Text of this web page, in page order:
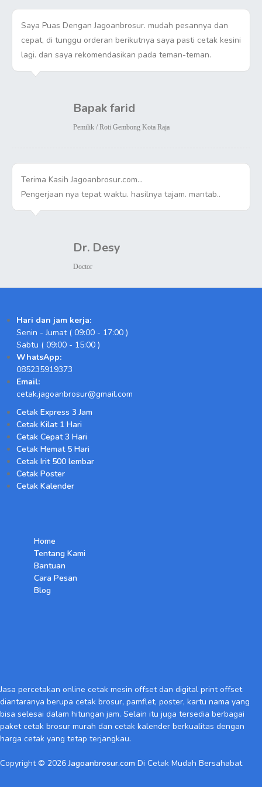
Saya Puas Dengan Jagoanbrosur. mudah pesannya dan
cepat, di tunggu orderan berikutnya saya pasti cetak kesini
lagi. dan saya rekomendasikan pada teman-teman.
Bapak farid
Pemilik / Roti Gembong Kota Raja
Terima Kasih Jagoanbrosur.com…
Pengerjaan nya tepat waktu. hasilnya tajam. mantab..
Dr. Desy
Doctor
Hari dan jam kerja:
Senin - Jumat ( 09:00 - 17:00 )
Sabtu ( 09:00 - 15:00 )
WhatsApp:
085235919373
Email:
cetak.jagoanbrosur@gmail.com
Cetak Express 3 Jam
Cetak Kilat 1 Hari
Cetak Cepat 3 Hari
Cetak Hemat 5 Hari
Cetak Irit 500 lembar
Cetak Poster
Cetak Kalender
Home
Tentang Kami
Bantuan
Cara Pesan
Blog
Jasa percetakan online cetak mesin offset dan digital print offset
diantaranya berupa cetak brosur, pamflet, poster, kartu nama yang
bisa selesai dalam hitungan jam. Selain itu juga tersedia berbagai
paket cetak brosur murah dan cetak kalender berkualitas dengan
harga cetak yang tetap terjangkau.
Copyright © 2026Jagoanbrosur.com Di Cetak Mudah Bersahabat